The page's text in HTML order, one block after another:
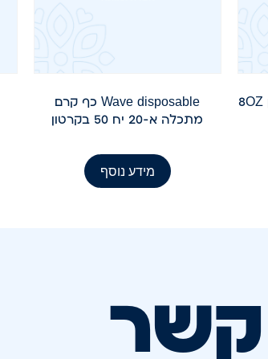
Wave disposable כוס קרטון 8OZ
Wave disposable כף קרם
מתכלה א-20 יח 50 בקרטון
מידע נוסף
קשר